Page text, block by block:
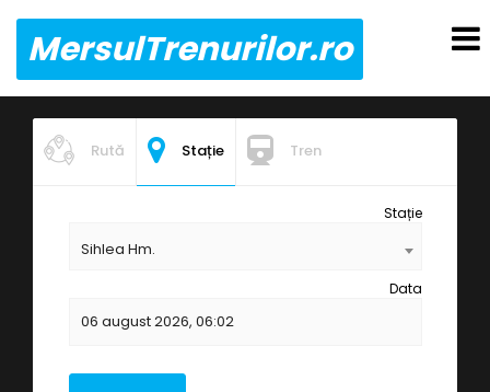
MersulTrenurilor.ro
Rută Stație Tren
Stație
Sihlea Hm.
Data